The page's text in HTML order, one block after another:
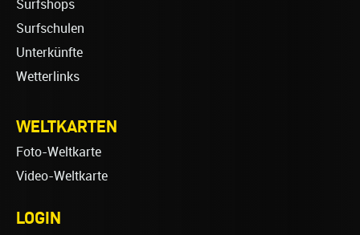
Surfshops
Surfschulen
Unterkünfte
Wetterlinks
WELTKARTEN
Foto-Weltkarte
Video-Weltkarte
LOGIN